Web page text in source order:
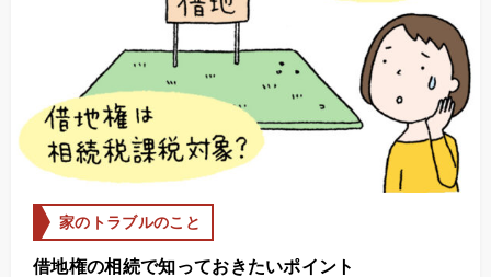
家のトラブルのこと
借地権の相続で知っておきたいポイント